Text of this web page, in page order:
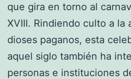
que gira en torno al
XVIII. Rindiendo culto a la
dioses paganos, esta
aquel siglo también ha
personas e instituciones